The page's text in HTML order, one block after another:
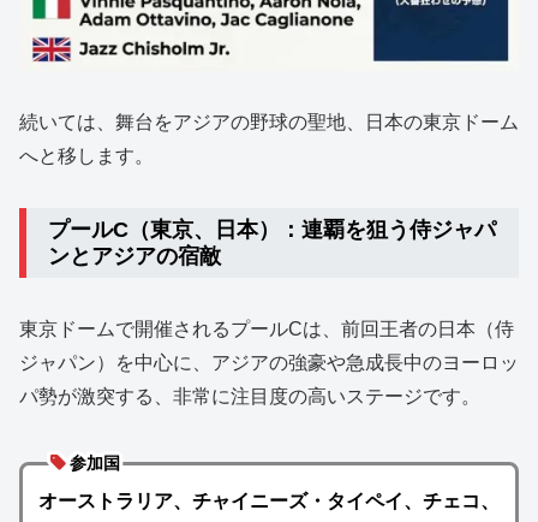
続いては、舞台をアジアの野球の聖地、日本の東京ドーム
へと移します。
プールC（東京、日本）：連覇を狙う侍ジャパ
ンとアジアの宿敵
東京ドームで開催されるプールCは、前回王者の日本（侍
ジャパン）を中心に、アジアの強豪や急成長中のヨーロッ
パ勢が激突する、非常に注目度の高いステージです。
参加国
オーストラリア、チャイニーズ・タイペイ、チェコ、